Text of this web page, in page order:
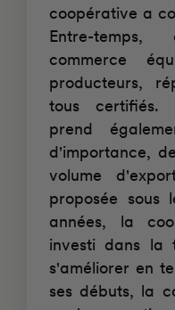
coopérative a
Entre-
commerce
producteurs,
tous certifiés.
prend
d'importance,
volume
proposée
années, la
investi dans la
s'améliorer en
ses débuts, la